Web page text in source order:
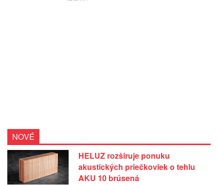
NOVÉ
HELUZ rozširuje ponuku
akustických priečkoviek o tehlu
AKU 10 brúsená